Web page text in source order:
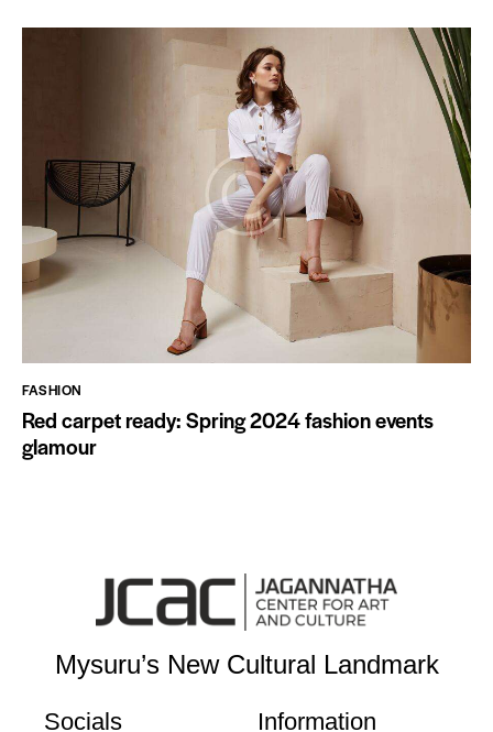
FASHION
Red carpet ready: Spring 2024 fashion events
glamour
Mysuru’s New Cultural Landmark
Socials Information